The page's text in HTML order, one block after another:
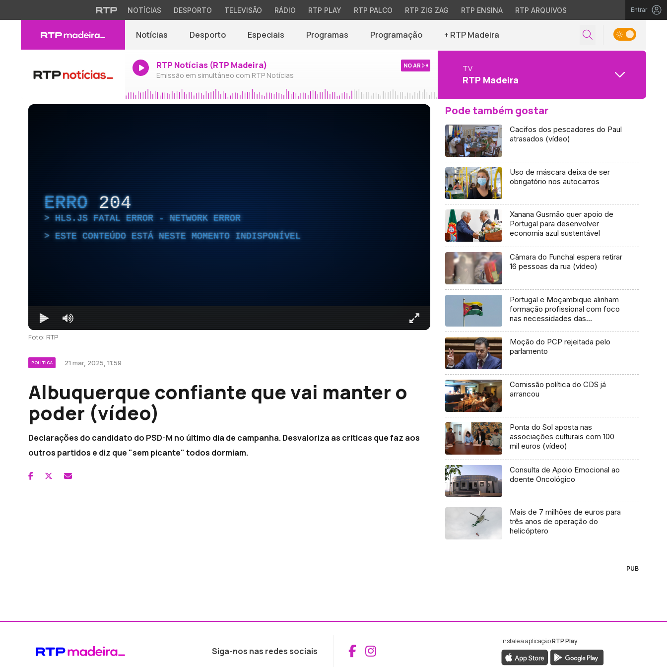
NOTÍCIAS DESPORTO TELEVISÃO RÁDIO RTP PLAY RTP PALCO RTP ZIG ZAG RTP ENSINA RTP ARQUIVOS Entrar
Notícias Desporto Especiais Programas Programação + RTP Madeira
RTP Notícias (RTP Madeira)
Emissão em simultâneo com RTP Notícias
NO AR TV
RTP Madeira
ERRO 204
HLS.JS FATAL ERROR - NETWORK ERROR
ESTE CONTEÚDO ESTÁ NESTE MOMENTO INDISPONÍVEL
Foto: RTP
POLÍTICA 21 mar, 2025, 11:59
Albuquerque confiante que vai manter o
poder (vídeo)
Declarações do candidato do PSD-M no último dia de campanha. Desvaloriza as criticas que faz aos
outros partidos e diz que "sem picante" todos dormiam.
Pode também gostar
Cacifos dos pescadores do Paul
atrasados (vídeo)
Uso de máscara deixa de ser
obrigatório nos autocarros
Xanana Gusmão quer apoio de
Portugal para desenvolver
economia azul sustentável
Câmara do Funchal espera retirar
16 pessoas da rua (vídeo)
Portugal e Moçambique alinham
formação profissional com foco
nas necessidades das
Moção do PCP rejeitada pelo
parlamento
Comissão política do CDS já
arrancou
Ponta do Sol aposta nas
associações culturais com 100
mil euros (vídeo)
Consulta de Apoio Emocional ao
doente Oncológico
Mais de 7 milhões de euros para
três anos de operação do
helicóptero
PUB
Siga-nos nas redes sociais Aceder ao Facebook da RTP Madeira
Aceder ao Instagram da RTP Madeira
Instale a aplicaçãoRTP Play